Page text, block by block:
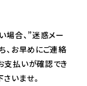
場合、”迷惑メー
、お早めにご連絡
支払いが確認でき
いませ。